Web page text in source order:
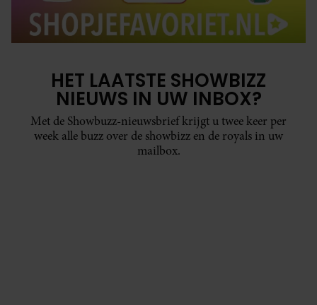
HET LAATSTE SHOWBIZZ
NIEUWS IN UW INBOX?
Met de Showbuzz-nieuwsbrief krijgt u twee keer per
week alle buzz over de showbizz en de royals in uw
mailbox.